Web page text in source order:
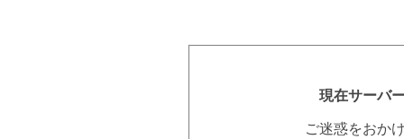
現在サーバ
ご迷惑をおか